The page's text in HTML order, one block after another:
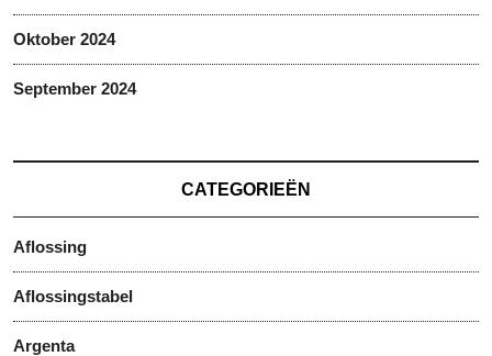
Oktober 2024
September 2024
CATEGORIEËN
Aflossing
Aflossingstabel
Argenta